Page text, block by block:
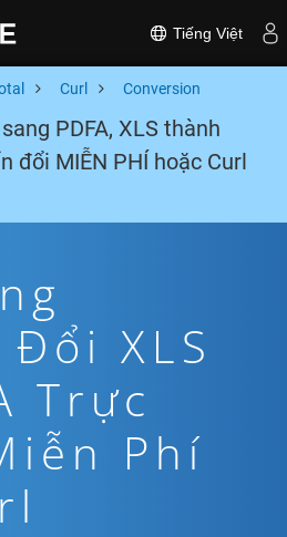
Tiếng Việt
Curl Conversion
PDFA, XLS thành
đổi MIỄN PHÍ hoặc Curl
XLS
Trực
Phí